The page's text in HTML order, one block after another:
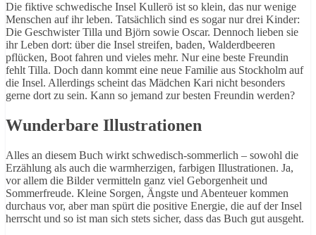
Die fiktive schwedische Insel Kullerö ist so klein, das nur wenige
Menschen auf ihr leben. Tatsächlich sind es sogar nur drei Kinder:
Die Geschwister Tilla und Björn sowie Oscar. Dennoch lieben sie
ihr Leben dort: über die Insel streifen, baden, Walderdbeeren
pflücken, Boot fahren und vieles mehr. Nur eine beste Freundin
fehlt Tilla. Doch dann kommt eine neue Familie aus Stockholm auf
die Insel. Allerdings scheint das Mädchen Kari nicht besonders
gerne dort zu sein. Kann so jemand zur besten Freundin werden?
Wunderbare Illustrationen
Alles an diesem Buch wirkt schwedisch-sommerlich – sowohl die
Erzählung als auch die warmherzigen, farbigen Illustrationen. Ja,
vor allem die Bilder vermitteln ganz viel Geborgenheit und
Sommerfreude. Kleine Sorgen, Ängste und Abenteuer kommen
durchaus vor, aber man spürt die positive Energie, die auf der Insel
herrscht und so ist man sich stets sicher, dass das Buch gut ausgeht.